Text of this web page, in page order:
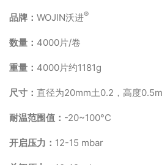
品牌： WOJIN沃进®
数量： 4000片/卷
重量： 4000片约1181g
尺寸： 直径为20mm土0.2，高度
耐温范围值： -20~100°C
开启压力： 12-15 mbar